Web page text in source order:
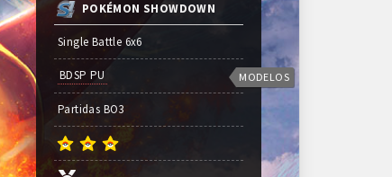
POKÉMON SHOWDOWN
Single Battle 6x6
BDSP PU
Partidas BO3
MODELOS